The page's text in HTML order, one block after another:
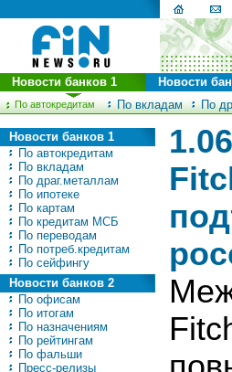
По автокредитам По вкладам По
Новости банков 1 Новости
Новости банков 1
По автокредитам
По вкладам
По драг.металлам
По ипотеке
По картам
По кредитам МСБ
По переводам
По потреб.кредитам
По сейфингу
Новости банков 2
По офисам
По итогам
По назначениям
По рейтингам
По фальши
Пресс-релизы